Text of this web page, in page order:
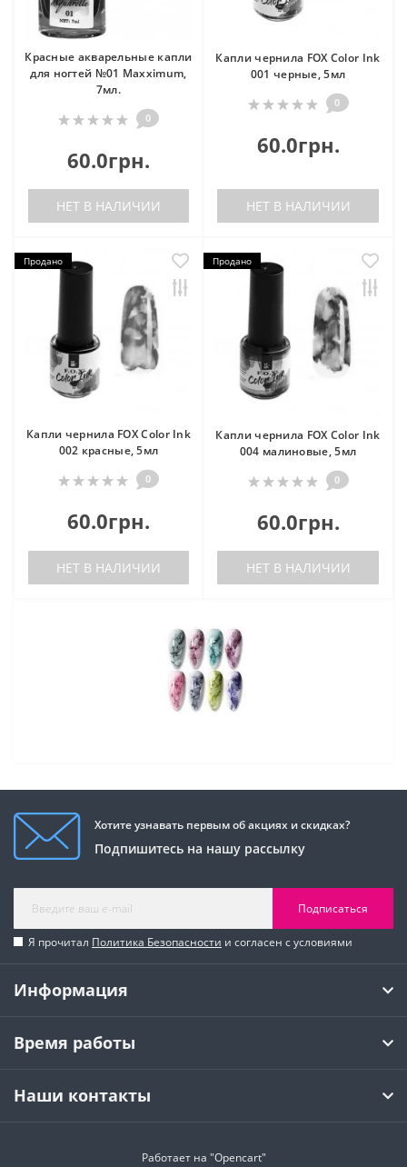
Красные акварельные капли
для ногтей №01 Maxximum,
7мл.
0
60.0грн.
НЕТ В НАЛИЧИИ
Капли чернила FOX Color Ink
001 черные, 5мл
0
60.0грн.
НЕТ В НАЛИЧИИ
Продано
Капли чернила FOX Color Ink
002 красные, 5мл
0
60.0грн.
НЕТ В НАЛИЧИИ
Продано
Капли чернила FOX Color Ink
004 малиновые, 5мл
0
60.0грн.
НЕТ В НАЛИЧИИ
Хотите узнавать первым об акциях и скидках?
Подпишитесь на нашу рассылку
Подписаться
Я прочитал Политика Безопасности и согласен с условиями
Информация
Время работы
Наши контакты
Работает на "Opencart"